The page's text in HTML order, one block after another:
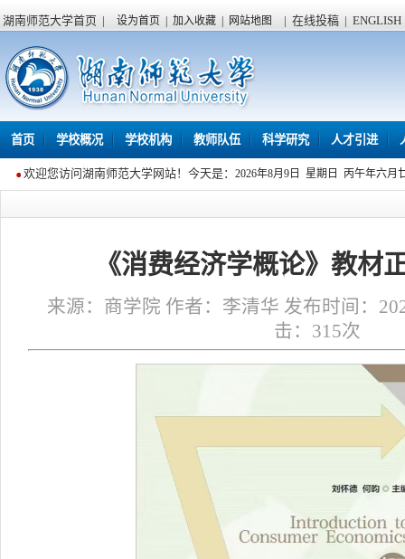
湖南师范大学首页 | 设为首页 加入收藏 网站地图 | 在线投稿 | ENGLISH
首页 学校概况 学校机构 教师队伍 科学研究 人才引进
欢迎您访问湖南师范大学网站！今天是： 2026年8月9日 星期日 丙午年六月
《消费经济学概论》教材
来源：商学院 作者：李清华 发布时间：
击： 315次